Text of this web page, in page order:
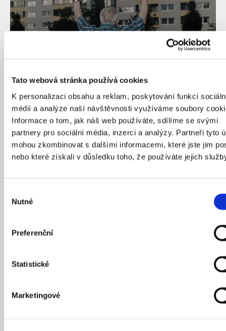
Tato webová stránka používá cookies
K personalizaci obsahu a reklam, poskytování funkcí
médií a analýze naší návštěvnosti využíváme soubory
Informace o tom, jak náš web používáte, sdílíme se svými
partnery pro sociální média, inzerci a analýzy. Partneři tyto
mohou zkombinovat s dalšími informacemi, které jste jim
nebo které získali v důsledku toho, že používáte jejich
souhlasu
Nutné
Preferenční
Statistické
Marketingové
08 / 12
Šupinatá a tuhá kůže obchodního centra